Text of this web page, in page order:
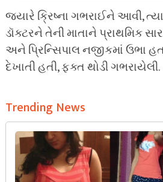
જ્યારે ક્રિષ્ના ગભરાઈને આવી,
ડૉક્ટરને તેની માતાને પ્રાથમિક
અને પ્રિન્સિપાલ નજીકમાં ઉભા
દેખાતી હતી, ફક્ત થોડી ગભરાયેલી.
Trending News